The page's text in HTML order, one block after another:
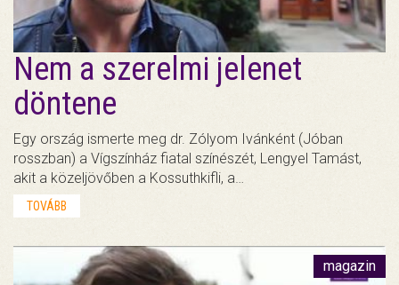
Nem a szerelmi jelenet
döntene
Egy ország ismerte meg dr. Zólyom Ivánként (Jóban
rosszban) a Vígszínház fiatal színészét, Lengyel Tamást,
akit a közeljövőben a Kossuthkifli, a…
TOVÁBB
magazin